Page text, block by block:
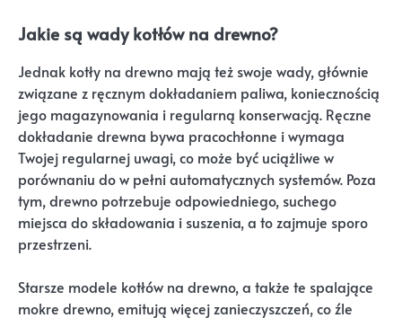
Jakie są wady kotłów na drewno?
Jednak kotły na drewno mają też swoje wady, głównie
związane z ręcznym dokładaniem paliwa, koniecznością
jego magazynowania i regularną konserwacją. Ręczne
dokładanie drewna bywa pracochłonne i wymaga
Twojej regularnej uwagi, co może być uciążliwe w
porównaniu do w pełni automatycznych systemów. Poza
tym, drewno potrzebuje odpowiedniego, suchego
miejsca do składowania i suszenia, a to zajmuje sporo
przestrzeni.
Starsze modele kotłów na drewno, a także te spalające
mokre drewno, emitują więcej zanieczyszczeń, co źle